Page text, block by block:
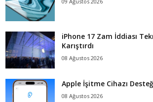
iPhone 17 Zam İddiası
Karıştırdı
08 Ağustos 2026
Apple İşitme Cihazı
08 Ağustos 2026